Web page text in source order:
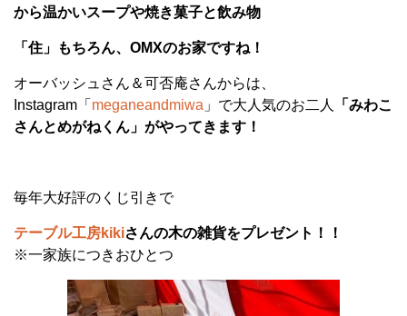
から温かいスープや焼き菓子と飲み物
「住」もちろん、OMXのお家ですね！
オーバッシュさん＆可否庵さんからは、
Instagram「 meganeandmiwa 」で大人気のお二人
「みわこ
さんとめがねくん」がやってきます！
毎年大好評のくじ引きで
テーブル工房kikiさんの木の雑貨をプレゼント！！
※一家族につきおひとつ